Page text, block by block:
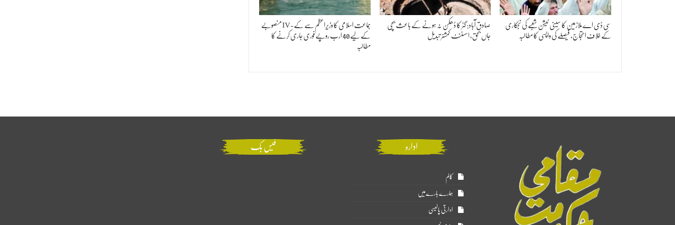
سی ڈی اے ملازمین کا سینی ٹیشن شعبے کی نجکاری
کے خلاف احتجاج، فیصلے کی واپسی کا مطالبہ
صادق آباد: گٹر کا ڈھکن نہ ہونے کے باعث بچی
جاں بحق، اسسٹنٹ کمشنر تبدیل
جماعت اسلامی کا وزیراعظم سے کے-IV منصوبے
کے لیے 40 ارب روپے فوری جاری کرنے کا
مطالبہ
ادارہ
کالم
ہمارے بارے میں
ادارتی پالیسی
فیس بک